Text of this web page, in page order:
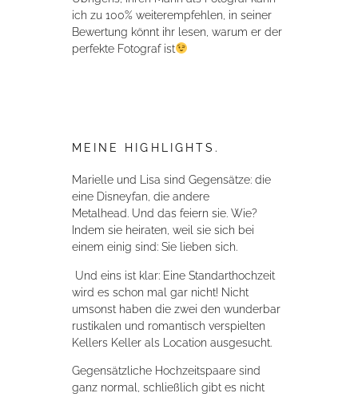
ich zu 100% weiterempfehlen, in seiner
Bewertung könnt ihr lesen, warum er der
perfekte Fotograf ist
MEINE HIGHLIGHTS.
Marielle und Lisa sind Gegensätze: die
eine Disneyfan, die andere
Metalhead. Und das feiern sie. Wie?
Indem sie heiraten, weil sie sich bei
einem einig sind: Sie lieben sich.
Und eins ist klar: Eine Standarthochzeit
wird es schon mal gar nicht! Nicht
umsonst haben die zwei den wunderbar
rustikalen und romantisch verspielten
Kellers Keller als Location ausgesucht.
Gegensätzliche Hochzeitspaare sind
ganz normal, schließlich gibt es nicht